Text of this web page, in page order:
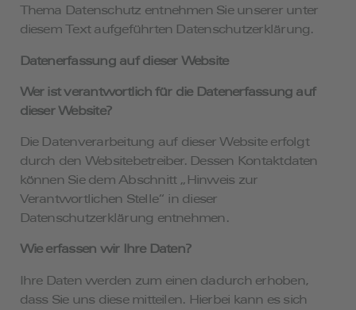
Thema Datenschutz entnehmen Sie unserer unter
diesem Text aufgeführten Datenschutzerklärung.
Datenerfassung auf dieser Website
Wer ist verantwortlich für die Datenerfassung auf
dieser Website?
Die Datenverarbeitung auf dieser Website erfolgt
durch den Websitebetreiber. Dessen Kontaktdaten
können Sie dem Abschnitt „Hinweis zur
Verantwortlichen Stelle“ in dieser
Datenschutzerklärung entnehmen.
Wie erfassen wir Ihre Daten?
Ihre Daten werden zum einen dadurch erhoben,
dass Sie uns diese mitteilen. Hierbei kann es sich